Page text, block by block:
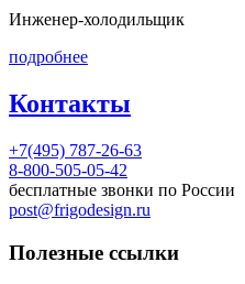
Инженер-холодильщик
подробнее
Контакты
+7(495) 787-26-63
8-800-505-05-42
бесплатные звонки по России
post@frigodesign.ru
Полезные ссылки